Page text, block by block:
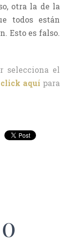
otra la de la
todos están
Esto es falso.
selecciona el
click aquí para